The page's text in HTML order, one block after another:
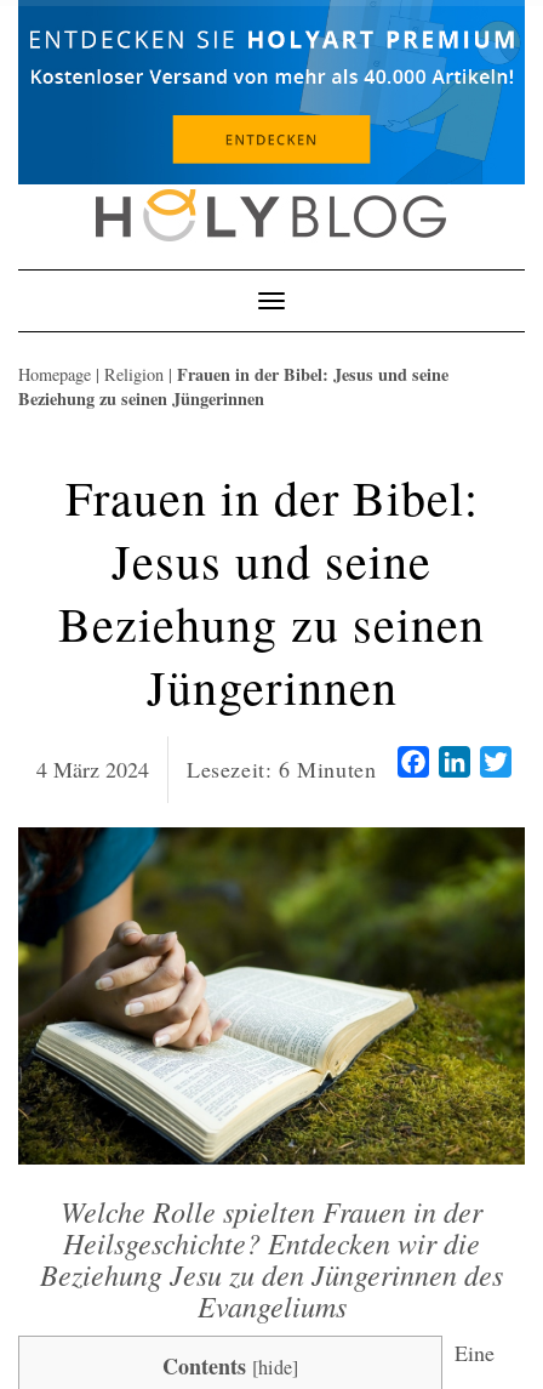
Toggle
Navigation
Homepage | Religion | Frauen in der Bibel: Jesus und seine
Beziehung zu seinen Jüngerinnen
Frauen in der Bibel:
Jesus und seine
Beziehung zu seinen
Jüngerinnen
4 März 2024 Lesezeit: 6 Minuten Facebook
Welche Rolle spielten Frauen in der
Heilsgeschichte? Entdecken wir die
Beziehung Jesu zu den Jüngerinnen des
Evangeliums
Contents [hide] Eine